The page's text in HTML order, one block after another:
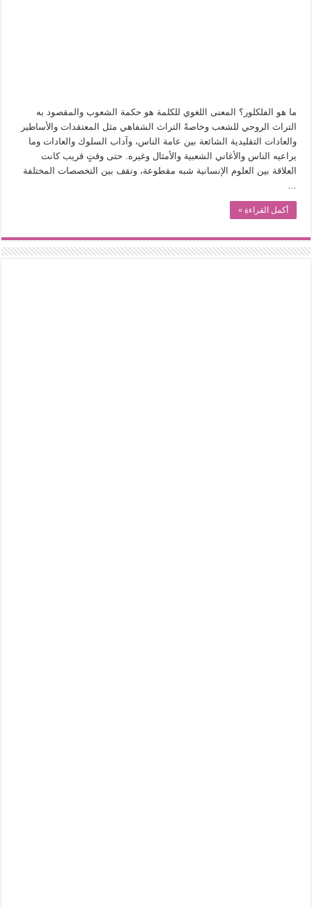
عوالم منصورة عز الدين.. حين يصبح الزمن بطل الرواية
الطعام في الحضارة الإسلامية.. تاريخ يُقرأ بالنكهات
يوم شاهدت زينات صدقي على المسرح وسرحت!
ما هو الفلكلور؟ المعنى اللغوي للكلمة هو حكمة الشعوب والمقصود به
التراث الروحي للشعب وخاصةً التراث الشفاهي مثل المعتقدات والأساطير
والعادات التقليدية الشائعة بين عامة الناس، وآداب السلوك والعادات وما
يراعيه الناس والأغاني الشعبية والأمثال وغيره. حتى وقتٍ قريب كانت
العلاقة بين العلوم الإنسانية شبه مقطوعة، وتقف بين التخصصات المختلفة
أكمل القراءة »